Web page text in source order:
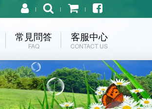
常見問答
FAQ
客服中心
CONTACT US